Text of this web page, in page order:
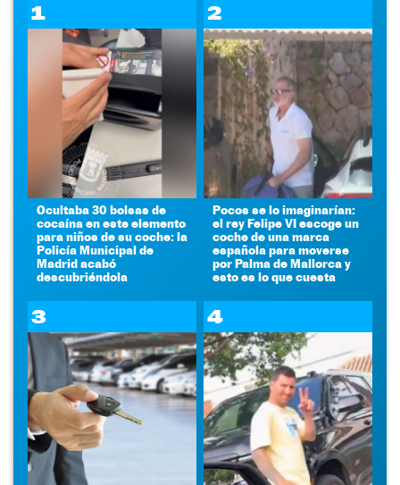
1
Ocultaba 30 bolsas de
cocaína en este elemento
para niños de su coche: la
Policía Municipal de
Madrid acabó
descubriéndola
2
Pocos se lo imaginarían:
el rey Felipe VI escoge un
coche de una marca
española para moverse
por Palma de Mallorca y
esto es lo que cuesta
3 4